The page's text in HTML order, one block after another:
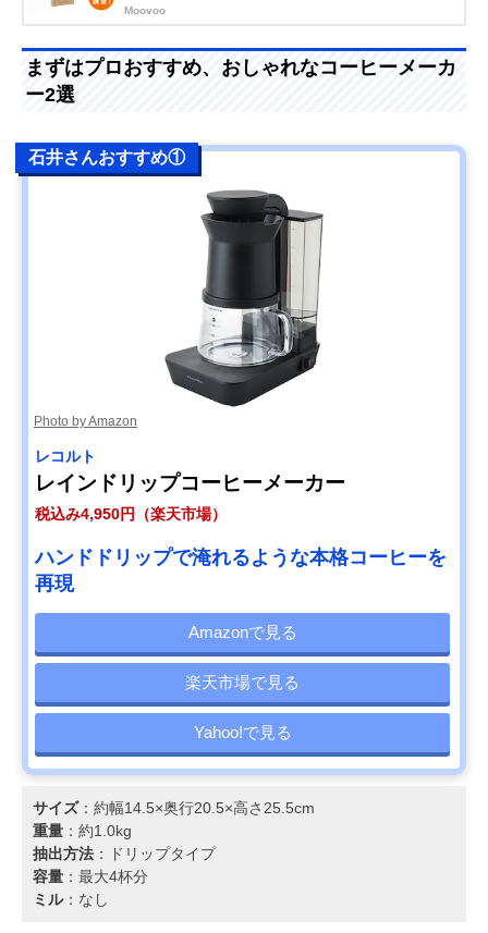
Moovoo
まずはプロおすすめ、おしゃれなコーヒーメーカ
ー2選
石井さんおすすめ①
Photo by Amazon
レコルト
レインドリップコーヒーメーカー
税込み4,950円（楽天市場）
ハンドドリップで淹れるような本格コーヒーを
再現
Amazonで見る
楽天市場で見る
Yahoo!で見る
サイズ：約幅14.5×奥行20.5×高さ25.5cm
重量 ：約1.0kg
抽出方法 ：ドリップタイプ
容量 ：最大4杯分
ミル：なし